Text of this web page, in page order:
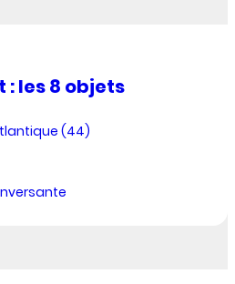
les 8 objets
(44)